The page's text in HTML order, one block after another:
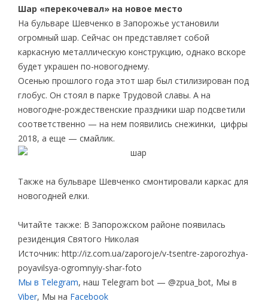
Шар «перекочевал» на новое место
На бульваре Шевченко в Запорожье установили
огромный шар. Сейчас он представляет собой
каркасную металлическую конструкцию, однако вскоре
будет украшен по-новогоднему.
Осенью прошлого года этот шар был стилизирован под
глобус. Он стоял в парке Трудовой славы. А на
новогодне-рождественские праздники шар подсветили
соответственно — на нем появились снежинки, цифры
2018, а еще — смайлик.
Также на бульваре Шевченко смонтировали каркас для
новогодней елки.
Читайте также: В Запорожском районе появилась
резиденция Святого Николая
Источник: http://iz.com.ua/zaporoje/v-tsentre-zaporozhya-
poyavilsya-ogromnyiy-shar-foto
Мы в Telegram, наш Telegram bot — @zpua_bot, Мы в
Viber, Мы на Facebook